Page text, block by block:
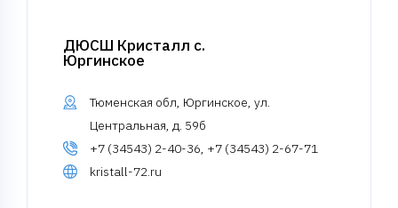
ДЮСШ Кристалл с.
Юргинское
Тюменская обл, Юргинское, ул.
Центральная, д. 59б
+7 (34543) 2-40-36, +7 (34543) 2-67-71
kristall-72.ru